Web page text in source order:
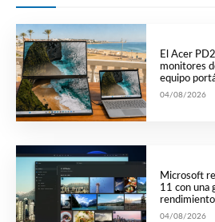
El Acer
monitores
equipo
04/08/2026
Microsoft
11 con una
rendimiento
04/08/2026